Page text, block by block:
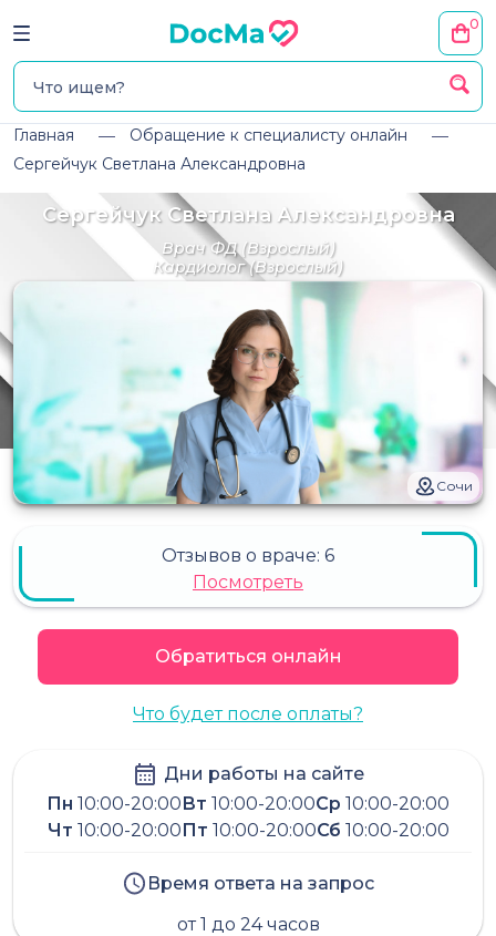
0
Главная
Обращение к специалисту онлайн
Сергейчук Светлана Александровна
Сергейчук Светлана Александровна
Врач ФД(Взрослый)
Кардиолог(Взрослый)
Сочи
Отзывов о враче: 6
Посмотреть
Обратиться онлайн
Что будет после оплаты?
Дни работы на сайте
Пн 10:00-20:00Вт 10:00-20:00Ср 10:00-20:00
Чт 10:00-20:00Пт 10:00-20:00Сб 10:00-20:00
Время ответа на запрос
от 1 до 24 часов